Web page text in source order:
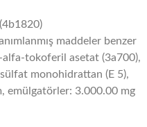
maddeler benzer
tokoferil asetat (3a700),
monohidrattan (E 5),
emülgatörler: 3.000.00 mg